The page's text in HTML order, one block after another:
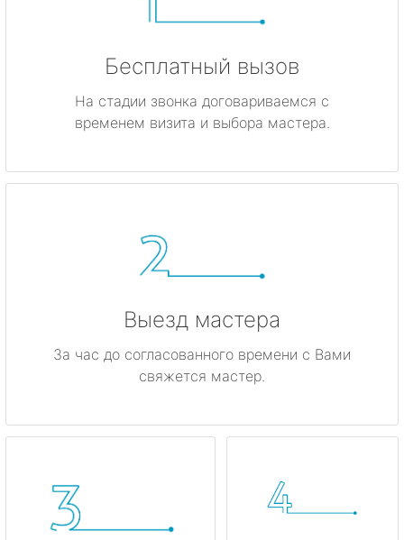
Бесплатный вызов
На стадии звонка договариваемся с
временем визита и выбора мастера.
Выезд мастера
За час до согласованного времени с Вами
свяжется мастер.